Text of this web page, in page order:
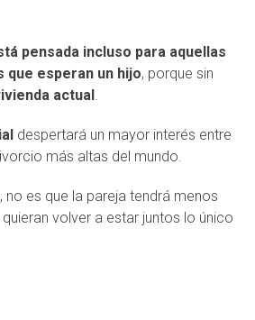
pensada incluso para aquellas
que esperan un hijo, porque sin
actual.
despertará un mayor interés entre
más altas del mundo.
no es que la pareja tendrá menos
volver a estar juntos lo único